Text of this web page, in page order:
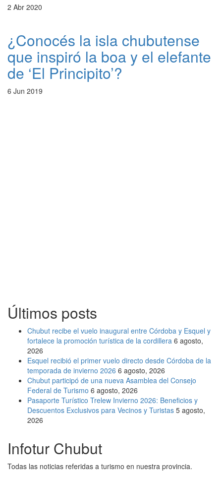
2 Abr 2020
¿Conocés la isla chubutense
que inspiró la boa y el elefante
de ‘El Principito’?
6 Jun 2019
Últimos posts
Chubut recibe el vuelo inaugural entre Córdoba y Esquel y
fortalece la promoción turística de la cordillera 6 agosto,
2026
Esquel recibió el primer vuelo directo desde Córdoba de la
temporada de invierno 2026 6 agosto, 2026
Chubut participó de una nueva Asamblea del Consejo
Federal de Turismo 6 agosto, 2026
Pasaporte Turístico Trelew Invierno 2026: Beneficios y
Descuentos Exclusivos para Vecinos y Turistas 5 agosto,
2026
Infotur Chubut
Todas las noticias referidas a turismo en nuestra provincia.